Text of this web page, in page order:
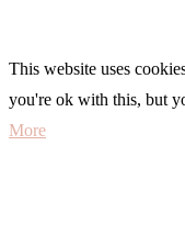
This website uses
you're ok with this, but
More